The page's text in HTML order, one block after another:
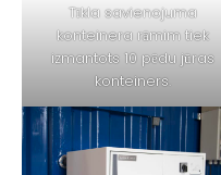
Tīkla savienojuma
konteinera rāmim tiek
izmantots 10 pēdu jūras
konteiners.